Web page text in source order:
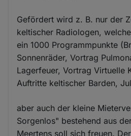
Gefördert wird z. B. nur der
keltischer Radiologen,
ein 1000 Programmpunkte
Sonnenräder, Vortrag
Lagerfeuer, Vortrag Virtuelle
Auftritte keltischer Barden,
aber auch der kleine
Sorgenlos" bestehend aus
Meertens soll sich freuen.